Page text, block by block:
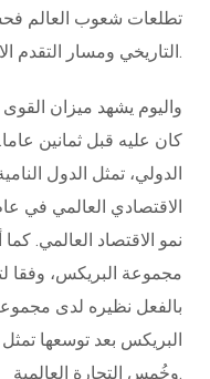
تطلعات شعوب العالم
التاريخي ومسار التقدم الاجتماعي.
واليوم يشهد ميزان
كان عليه قبل ثمانين
نمو الاقتصاد العالمي.
مجموعة البريكس، وفقا
بالفعل نظيره لدى
البريكس بعد توسعها
وخُمس التجارة العالمية.